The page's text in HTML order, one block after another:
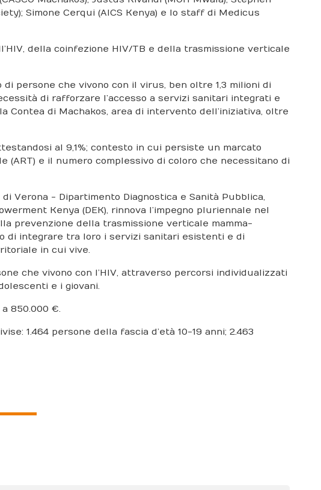
Simone Cerqui (AICS Kenya) e lo staff di Medicus
della coinfezione HIV/TB e della trasmissione verticale
persone che vivono con il virus, ben oltre 1,3 milioni di
di rafforzare l’accesso a servizi sanitari integrati e
di Machakos, area di intervento dell’iniziativa, oltre
al 9,1%; contesto in cui persiste un marcato
e il numero complessivo di coloro che necessitano di
Verona - Dipartimento Diagnostica e Sanità Pubblica,
Kenya (DEK), rinnova l’impegno pluriennale nel
prevenzione della trasmissione verticale mamma-
di integrare tra loro i servizi sanitari esistenti e di
in cui vive.
che vivono con l’HIV, attraverso percorsi individualizzati
e i giovani.
850.000 €.
1.464 persone della fascia d’età 10-19 anni; 2.463